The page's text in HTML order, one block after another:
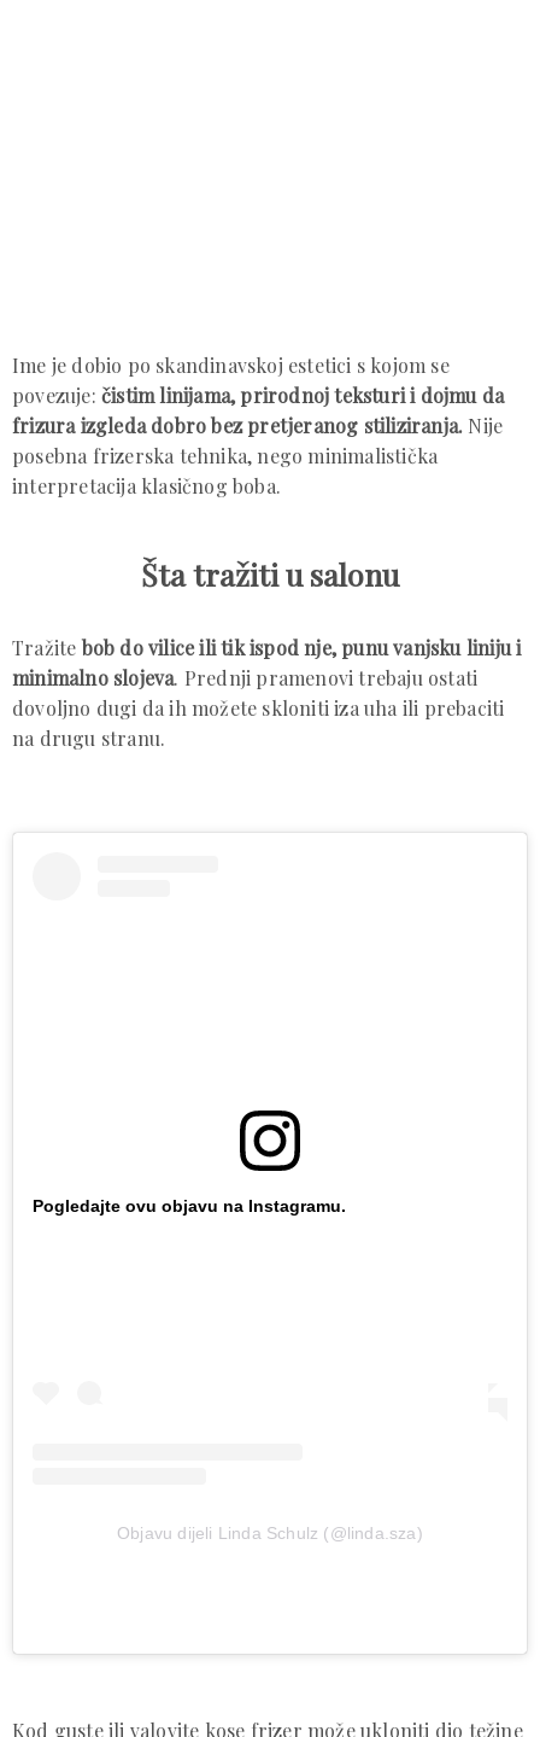
Ime je dobio po skandinavskoj estetici s kojom se
povezuje: čistim linijama, prirodnoj teksturi i dojmu da
frizura izgleda dobro bez pretjeranog stiliziranja. Nije
posebna frizerska tehnika, nego minimalistička
interpretacija klasičnog boba.
Šta tražiti u salonu
Tražitebob do vilice ili tik ispod nje, punu vanjsku liniju i
minimalno slojeva. Prednji pramenovi trebaju ostati
dovoljno dugi da ih možete skloniti iza uha ili prebaciti
na drugu stranu.
Pogledajte ovu objavu na Instagramu.
Objavu dijeli Linda Schulz (@linda.sza)
Kod guste ili valovite kose frizer može ukloniti dio težine